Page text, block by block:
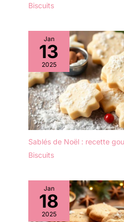
les
pour
les
320
:
Biscuits
Jan
13
2025
Sablés de Noël : recette
Biscuits
Jan
18
2025